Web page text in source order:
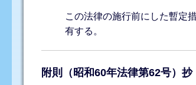
この法律の施行前にした暫定
有する。
附則（昭和60年法律第62号）抄